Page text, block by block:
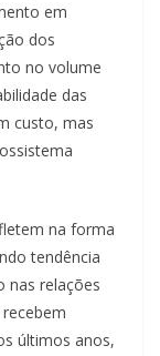
em
dos
no volume
das
custo, mas
na forma
tendência
nas relações
últimos anos,